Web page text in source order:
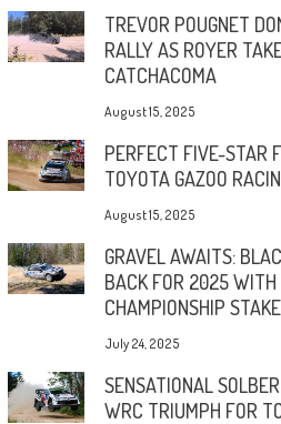
TREVOR POUGNET
RALLY AS ROYER
CATCHACOMA
August 15, 2025
PERFECT FIVE-STAR
TOYOTA GAZOO
August 15, 2025
GRAVEL AWAITS:
BACK FOR 2025 WITH
CHAMPIONSHIP
July 24, 2025
SENSATIONAL
WRC TRIUMPH FOR